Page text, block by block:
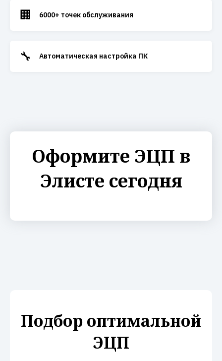
🏢 6000+ точек обслуживания
🔧 Автоматическая настройка ПК
Оформите ЭЦП в
Элисте сегодня
Подбор оптимальной
ЭЦП